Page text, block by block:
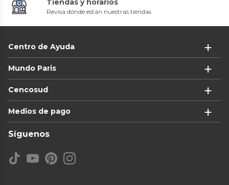
Revisa dónde están nuestras tiendas
Centro de Ayuda
Mundo Paris
Cencosud
Medios de pago
Síguenos